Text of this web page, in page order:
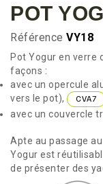
POT
Référence VY18
Pot Yogur en verre
façons :
avec un opercule
vers le pot),
CVA7
avec un couvercle
Apte au passage
Yogur est
de présenter des